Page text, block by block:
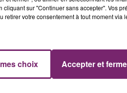
cliquant sur "Continuer sans accepter". Vos
retirer votre consentement à tout moment via
choix Accepter et